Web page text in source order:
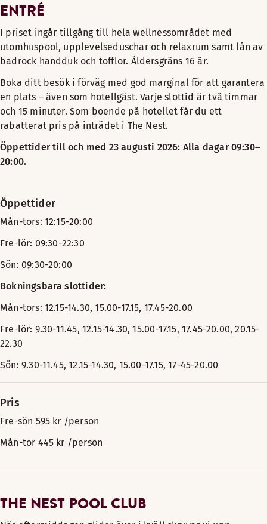
ENTRÉ
I priset ingår tillgång till hela wellnessområdet med
utomhuspool, upplevelseduschar och relaxrum samt lån av
badrock handduk och tofflor. Åldersgräns 16 år.
Boka ditt besök i förväg med god marginal för att garantera
en plats – även som hotellgäst. Varje slottid är två timmar
och 15 minuter. Som boende på hotellet får du ett
rabatterat pris på inträdet i The Nest.
Öppettider till och med 23 augusti 2026: Alla dagar 09:30–
20:00.
Öppettider
Mån-tors: 12:15-20:00
Fre-lör: 09:30-22:30
Sön: 09:30-20:00
Bokningsbara slottider:
Mån-tors: 12.15-14.30, 15.00-17.15, 17.45-20.00
Fre-lör: 9.30-11.45, 12.15-14.30, 15.00-17.15, 17.45-20.00, 20.15-
22.30
Sön: 9.30-11.45, 12.15-14.30, 15.00-17.15, 17-45-20.00
Pris
Fre-sön 595 kr /person
Mån-tor 445 kr /person
THE NEST POOL CLUB